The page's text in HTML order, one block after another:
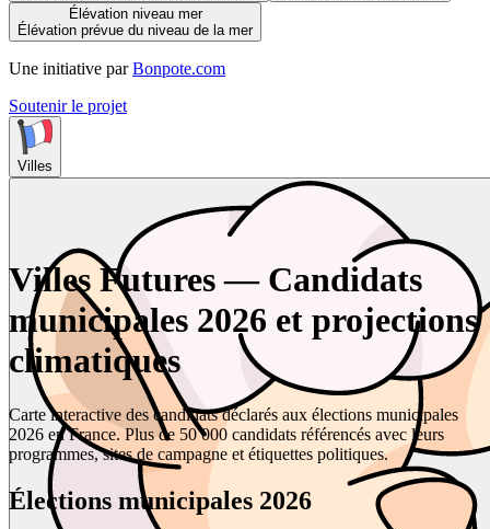
Élévation niveau mer
Élévation prévue du niveau de la mer
Une initiative par Bonpote.com
Soutenir le projet
Villes
Villes Futures — Candidats
municipales 2026 et projections
climatiques
Carte interactive des candidats déclarés aux élections municipales
2026 en France. Plus de 50 000 candidats référencés avec leurs
programmes, sites de campagne et étiquettes politiques.
Élections municipales 2026